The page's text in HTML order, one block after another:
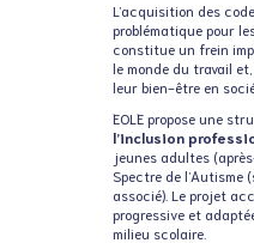
L’acquisition des
problématique pour
constitue un frein
le monde du travail
leur bien-être en
EOLE propose une
l’inclusion
jeunes adultes
Spectre de
associé). Le projet
progressive et
milieu scolaire.